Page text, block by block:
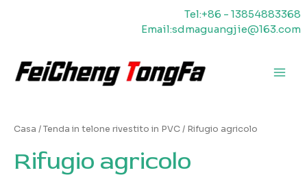
Tel:+86 - 13854883368
Email:sdmaguangjie@163.com
Casa /Tenda in telone rivestito in PVC/ Rifugio agricolo
Rifugio agricolo